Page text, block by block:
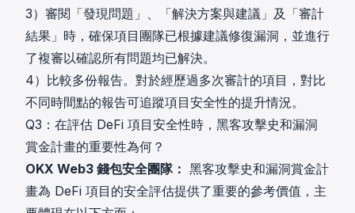
3）審閱「發現問題」、「解決方案與建議」及「審計
結果」時，確保項目團隊已根據建議修復漏洞，並進行
了複審以確認所有問題均已解決。
4）比較多份報告。對於經歷過多次審計的項目，對比
不同時間點的報告可追蹤項目安全性的提升情況。
Q3：在評估 DeFi 項目安全性時，黑客攻擊史和漏洞
賞金計畫的重要性為何？
OKX Web3 錢包安全團隊： 黑客攻擊史和漏洞賞金計
畫為 DeFi 項目的安全評估提供了重要的參考價值，主